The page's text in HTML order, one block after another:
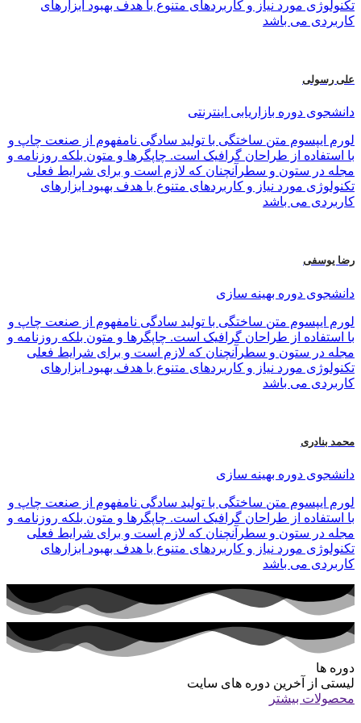
تکنولوژی مورد نیاز و کاربردهای متنوع با هدف بهبود ابزارهای
کاربردی می باشد
علی رسولی
دانشجوی دوره بازاریابی اینترنتی
لورم ایپسوم متن ساختگی با تولید سادگی نامفهوم از صنعت چاپ و
با استفاده از طراحان گرافیک است. چاپگرها و متون بلکه روزنامه و
مجله در ستون و سطرآنچنان که لازم است و برای شرایط فعلی
تکنولوژی مورد نیاز و کاربردهای متنوع با هدف بهبود ابزارهای
کاربردی می باشد
رضا یوسفی
دانشجوی دوره بهینه سازی
لورم ایپسوم متن ساختگی با تولید سادگی نامفهوم از صنعت چاپ و
با استفاده از طراحان گرافیک است. چاپگرها و متون بلکه روزنامه و
مجله در ستون و سطرآنچنان که لازم است و برای شرایط فعلی
تکنولوژی مورد نیاز و کاربردهای متنوع با هدف بهبود ابزارهای
کاربردی می باشد
محمد بنادری
دانشجوی دوره بهینه سازی
لورم ایپسوم متن ساختگی با تولید سادگی نامفهوم از صنعت چاپ و
با استفاده از طراحان گرافیک است. چاپگرها و متون بلکه روزنامه و
مجله در ستون و سطرآنچنان که لازم است و برای شرایط فعلی
تکنولوژی مورد نیاز و کاربردهای متنوع با هدف بهبود ابزارهای
کاربردی می باشد
دوره ها
لیستی از آخرین دوره های سایت
محصولات بیشتر